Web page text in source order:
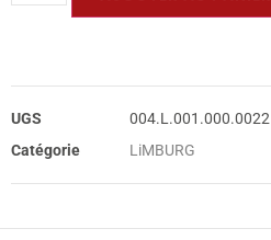
UGS
004.L.001.000.0022
Catégorie
LiMBURG